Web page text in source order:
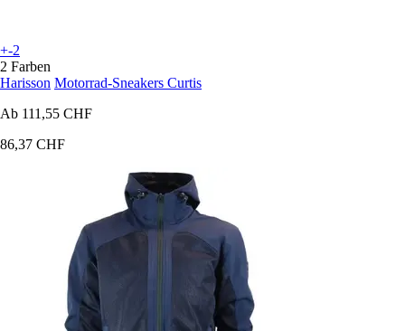
+-2
2 Farben
Harisson Motorrad-Sneakers Curtis
Ab 111,55 CHF
86,37 CHF